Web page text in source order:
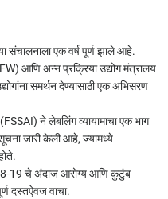
संचालनाला एक वर्ष पूर्ण झाले आहे.
आणि अन्न प्रक्रिया उद्योग मंत्रालय
समर्थन देण्यासाठी एक अभिसरण
ने लेबलिंग व्यायामाचा एक भाग
जारी केली आहे, ज्यामध्ये
19 चे अंदाज आरोग्य आणि कुटुंब
दस्तऐवज वाचा.